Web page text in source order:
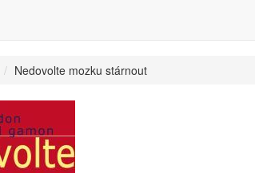
Nedovolte mozku stárnout